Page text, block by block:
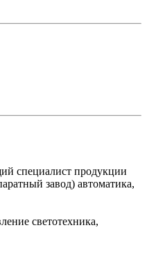
специалист продукции
завод) автоматика,
светотехника,